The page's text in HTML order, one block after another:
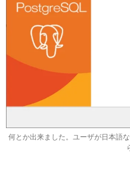
何とか出来ました。ユーザが日本語